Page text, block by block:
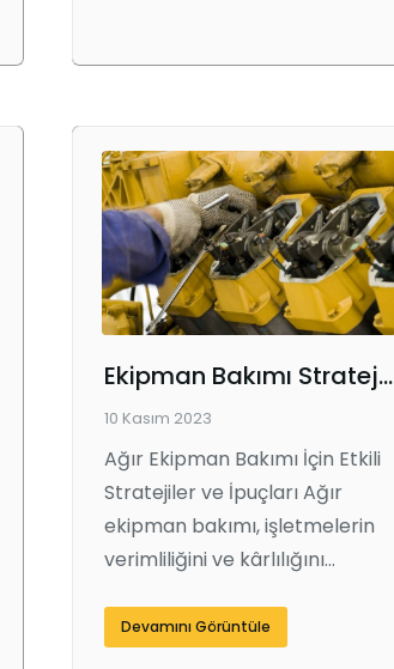
Ekipman Bakımı Stratejileri
10 Kasım 2023
Ağır Ekipman Bakımı İçin Etkili
Stratejiler ve İpuçları Ağır
ekipman bakımı, işletmelerin
verimliliğini ve kârlılığını…
Devamını Görüntüle